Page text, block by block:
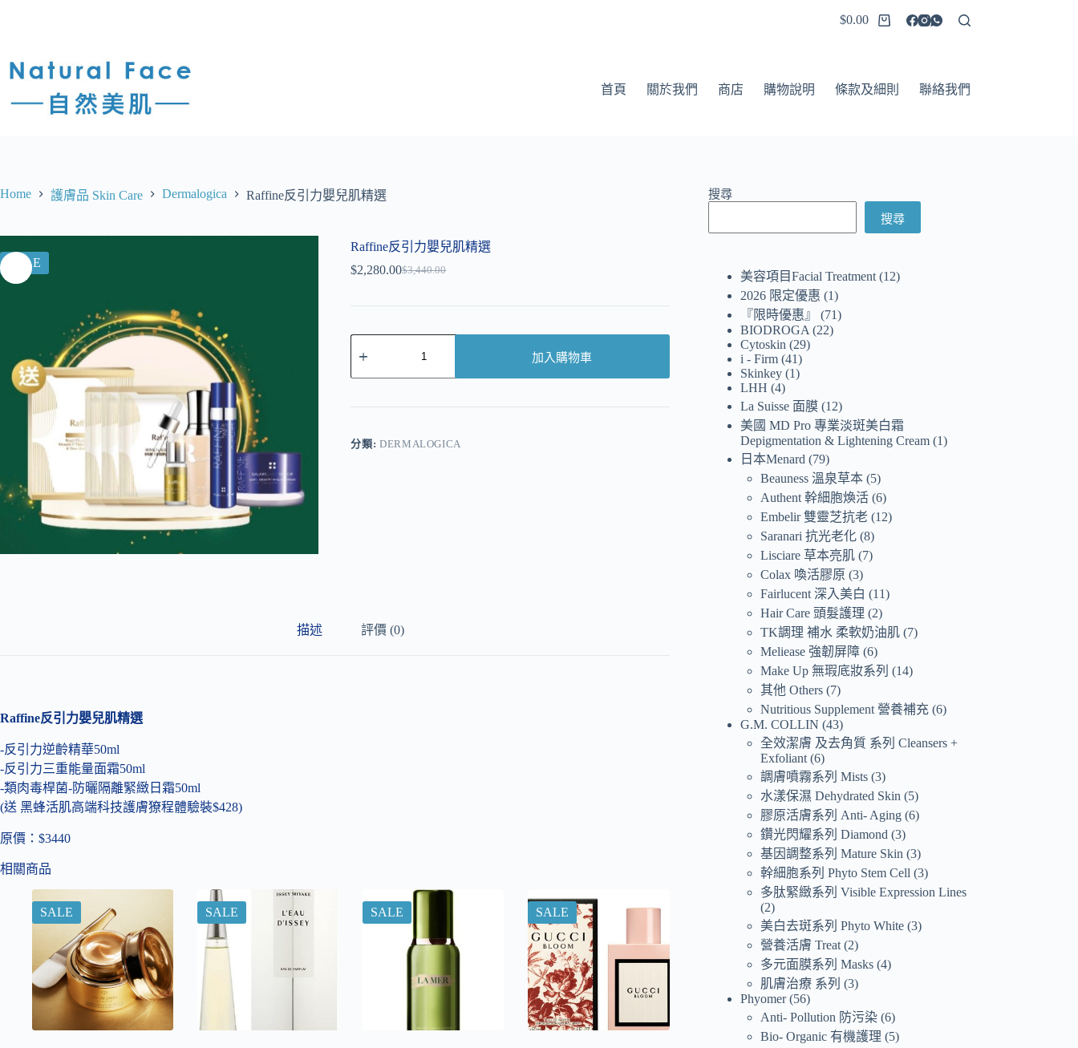
$0.00
首頁 關於我們 商店 購物說明 條款及細則 聯絡我們
Home 護膚品 Skin Care Dermalogica Raffine反引力嬰兒肌精選
SALE
Raffine反引力嬰兒肌精選
$3,440.00
$2,280.00
加入購物車
r
分類: DERMALOGICA
描述 評價 (0)
Raffine反引力嬰兒肌精選
-反引力逆齡精華50ml
-反引力三重能量面霜50ml
-類肉毒桿菌-防曬隔離緊緻日霜50ml
(送 黑蜂活肌高端科技護膚獠程體驗裝$428)
原價：$3440
相關商品
SALE SALE SALE SALE
搜尋
搜尋
美容項目Facial Treatment 12
2026 限定優惠
1
『限時優惠』
71
BIODROGA
22
Cytoskin
29
i - Firm 41
Skinkey 1
LHH 4
La Suisse 面膜 12
美國 MD Pro 專業淡斑美白霜
Depigmentation & Lightening Cream 1
日本Menard
79
Beauness 溫泉草本 5
Authent 幹細胞煥活 6
Embelir 雙靈芝抗老 12
Saranari 抗光老化 8
Lisciare 草本亮肌 7
Colax 喚活膠原 3
Fairlucent 深入美白
11
Hair Care 頭髮護理
2
TK調理 補水 柔軟奶油肌 7
Meliease 強韌屏障 6
Make Up 無瑕底妝系列
14
其他 Others 7
Nutritious Supplement 營養補充 6
G.M. COLLIN 43
全效潔膚 及去角質 系列 Cleansers +
Exfoliant 6
調膚噴霧系列 Mists 3
水漾保濕 Dehydrated Skin
5
膠原活膚系列 Anti- Aging 6
鑽光閃耀系列 Diamond 3
基因調整系列 Mature Skin 3
幹細胞系列 Phyto Stem Cell 3
多肽緊緻系列 Visible Expression Lines
2
美白去斑系列 Phyto White 3
營養活膚 Treat 2
多元面膜系列 Masks 4
肌膚治療 系列
3
Phyomer 56
Anti- Pollution 防污染 6
Bio- Organic 有機護理
5